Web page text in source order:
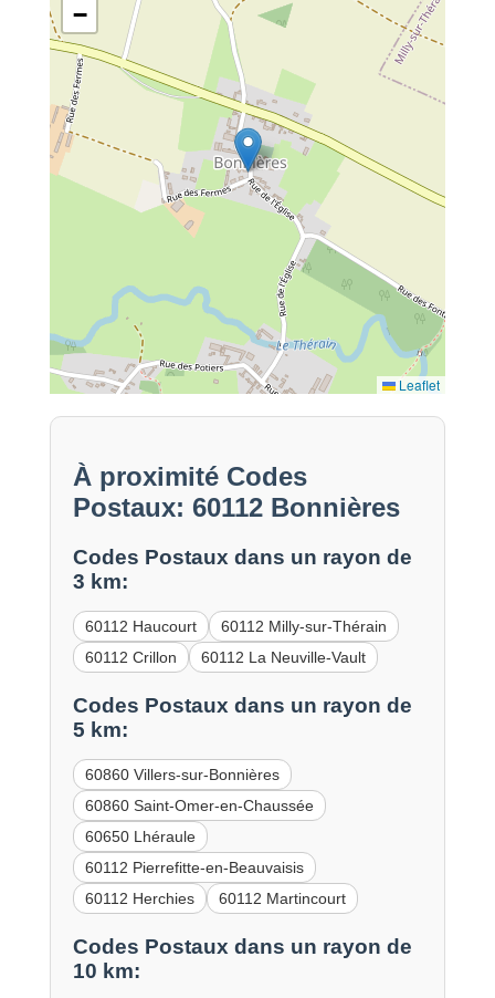
−
Leaflet
À proximité Codes
Postaux: 60112 Bonnières
Codes Postaux dans un rayon de
3 km:
60112 Haucourt
60112 Milly-sur-Thérain
60112 Crillon
60112 La Neuville-Vault
Codes Postaux dans un rayon de
5 km:
60860 Villers-sur-Bonnières
60860 Saint-Omer-en-Chaussée
60650 Lhéraule
60112 Pierrefitte-en-Beauvaisis
60112 Herchies
60112 Martincourt
Codes Postaux dans un rayon de
10 km: